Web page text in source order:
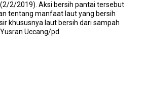
2/2019). Aksi bersih pantai tersebut
tentang manfaat laut yang bersih
khususnya laut bersih dari sampah
Uccang/pd.